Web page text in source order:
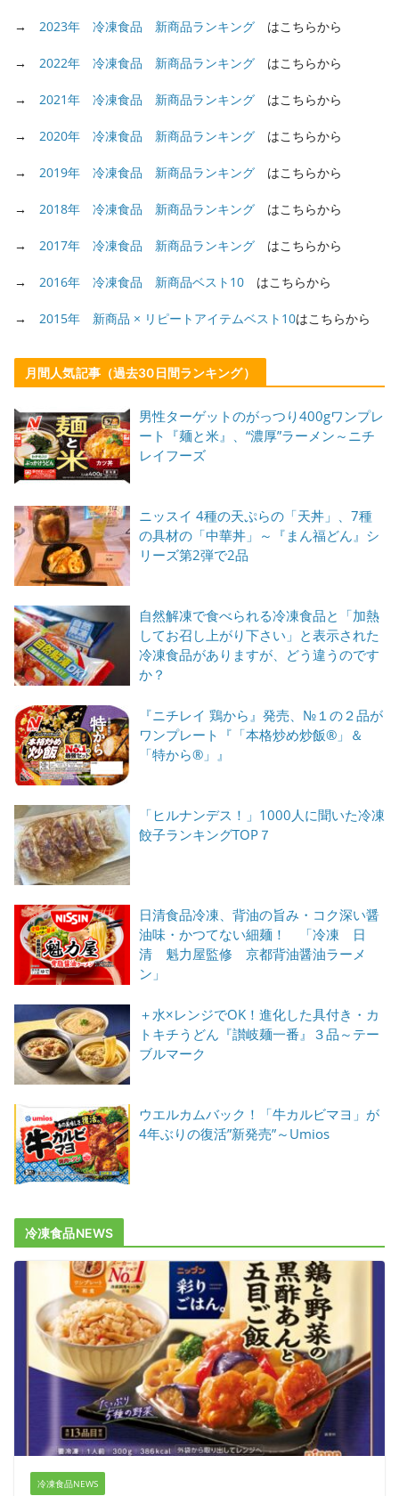
→ 2023年 冷凍食品 新商品ランキング はこちらから
→ 2022年 冷凍食品 新商品ランキング はこちらから
→ 2021年 冷凍食品 新商品ランキング はこちらから
→ 2020年 冷凍食品 新商品ランキング はこちらから
→ 2019年 冷凍食品 新商品ランキング はこちらから
→ 2018年 冷凍食品 新商品ランキング はこちらから
→ 2017年 冷凍食品 新商品ランキング はこちらから
→ 2016年 冷凍食品 新商品ベスト10 はこちらから
→ 2015年 新商品 × リピートアイテムベスト10はこちらから
月間人気記事（過去30日間ランキング）
男性ターゲットのがっつり400gワンプレ
ート『麺と米』、“濃厚”ラーメン～ニチ
レイフーズ
ニッスイ 4種の天ぷらの「天丼」、7種
の具材の「中華丼」～『まん福どん』シ
リーズ第2弾で2品
自然解凍で食べられる冷凍食品と「加熱
してお召し上がり下さい」と表示された
冷凍食品がありますが、どう違うのです
か？
『ニチレイ 鶏から』発売、№１の２品が
ワンプレート『「本格炒め炒飯®」＆
「特から®」』
「ヒルナンデス！」1000人に聞いた冷凍
餃子ランキングTOP７
日清食品冷凍、背油の旨み・コク深い醤
油味・かつてない細麺！ 「冷凍 日
清 魁力屋監修 京都背油醤油ラーメ
ン」
＋水×レンジでOK！進化した具付き・カ
トキチうどん『讃岐麺一番』３品～テー
ブルマーク
ウエルカムバック！「牛カルビマヨ」が
4年ぶりの復活”新発売”～Umios
冷凍食品NEWS
冷凍食品NEWS